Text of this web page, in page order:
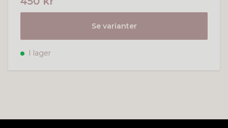
Se varianter
I lager